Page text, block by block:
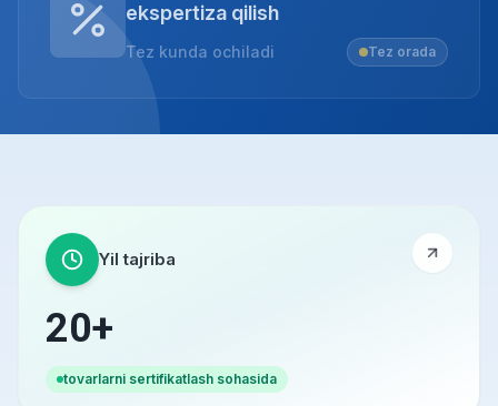
ekspertiza qilish
Tez kunda ochiladi Tez orada
Yil tajriba
20+
tovarlarni sertifikatlash sohasida